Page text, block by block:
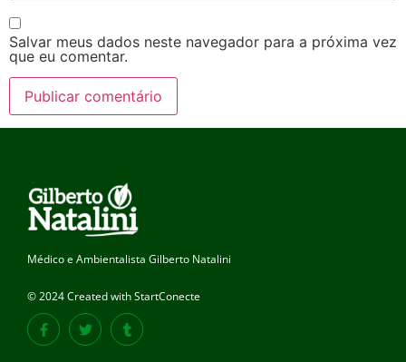
Salvar meus dados neste navegador para a próxima vez
que eu comentar.
Médico e Ambientalista Gilberto Natalini
© 2024 Created with StartConecte